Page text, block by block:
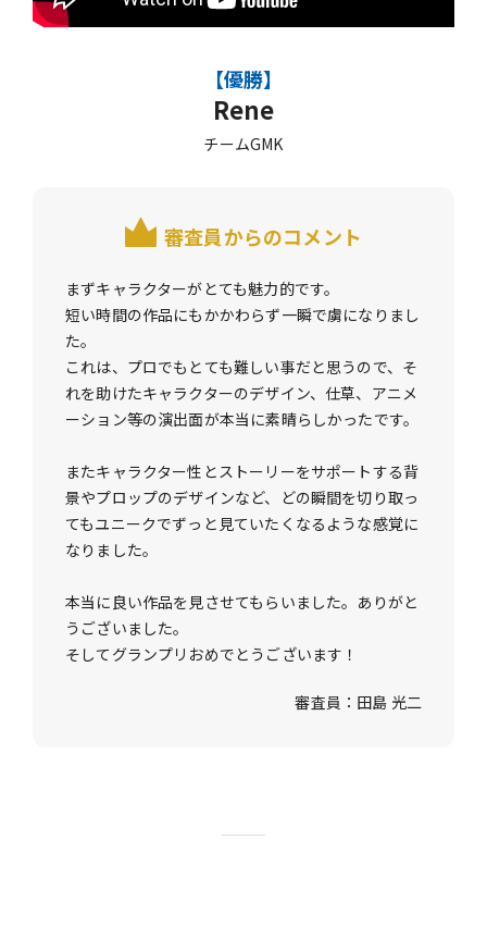
【優勝】
Rene
チームGMK
審査員からのコメント
まずキャラクターがとても魅力的です。
短い時間の作品にもかかわらず一瞬で虜になりまし
た。
これは、プロでもとても難しい事だと思うので、そ
れを助けたキャラクターのデザイン、仕草、アニメ
ーション等の演出面が本当に素晴らしかったです。
またキャラクター性とストーリーをサポートする背
景やプロップのデザインなど、どの瞬間を切り取っ
てもユニークでずっと見ていたくなるような感覚に
なりました。
本当に良い作品を見させてもらいました。ありがと
うございました。
そしてグランプリおめでとうございます！
審査員：田島 光二